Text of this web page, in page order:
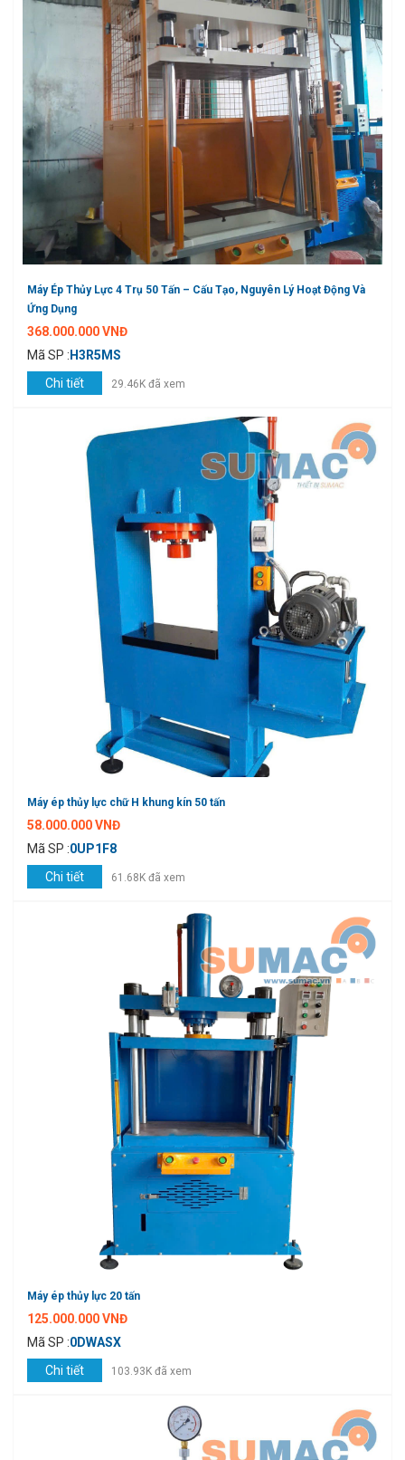
Máy Ép Thủy Lực 4 Trụ 50 Tấn – Cấu Tạo, Nguyên Lý Hoạt Động Và
Ứng Dụng
368.000.000 VNĐ
Mã SP : H3R5MS
Chi tiết
29.46K đã xem
Máy ép thủy lực chữ H khung kín 50 tấn
58.000.000 VNĐ
Mã SP :0UP1F8
Chi tiết
61.68K đã xem
Máy ép thủy lực 20 tấn
125.000.000 VNĐ
Mã SP :0DWASX
Chi tiết
103.93K đã xem